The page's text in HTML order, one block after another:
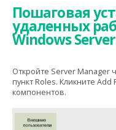
Пошаговая
удаленных
Windows
Откройте Server Manager
пункт Roles. Кликните
компонентов.